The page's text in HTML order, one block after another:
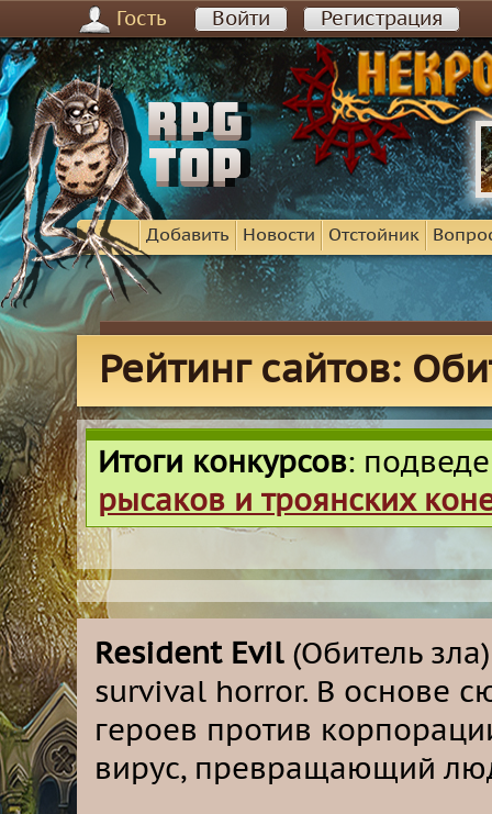
Гость Войти Регистрация
Добавить Новости Отстойник
Рейтинг сайтов:
Итоги конкурсов:
рысаков и троянских
Resident Evil(Обитель
survival horror. В основе
героев против
вирус, превращающий